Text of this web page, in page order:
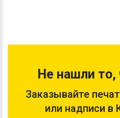
Не нашли то,
Заказывайте
или надписи в